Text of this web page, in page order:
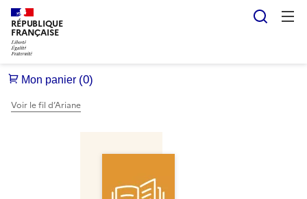
RÉPUBLIQUE
FRANÇAISE
Voir le fil d’Ariane